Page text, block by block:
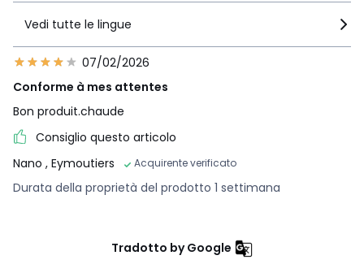
Vedi tutte le lingue
07/02/2026
Conforme à mes attentes
Bon produit.chaude
Consiglio questo articolo
Nano , Eymoutiers Acquirente verificato
Durata della proprietà del prodotto 1 settimana
Tradotto by Google